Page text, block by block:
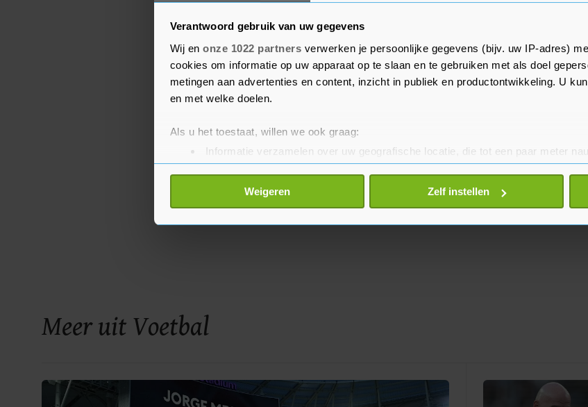
Verantwoord gebruik van uw gegevens
Wij en onze 1022 partners verwerken je persoonlijke gegevens (bijv. uw IP-adres)
cookies om informatie op uw apparaat op te slaan en te gebruiken met als doel
metingen aan advertenties en content, inzicht in publiek en productontwikkeling. U
en met welke doelen.
Als u het toestaat, willen we ook graag:
Informatie verzamelen over uw geografische locatie, die tot een paar meter
Uw apparaat identificeren door het actief te scannen op specifieke
Lees meer over hoe uw persoonlijke gegevens worden verwerkt en stel uw
toestemming op elk moment wijzigen of intrekken in de Cookieverklaring.
Weigeren Zelf instellen
Meer uit Voetbal